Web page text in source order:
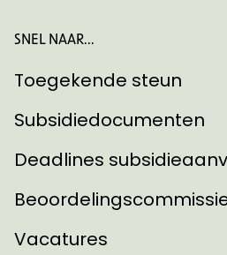
SNEL NAAR...
Toegekende steun
Subsidiedocumenten
Deadlines
Vacatures